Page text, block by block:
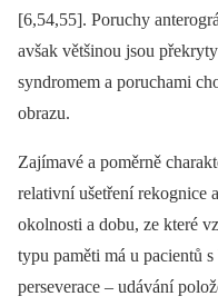
[6,54,55]. Poruchy
avšak většinou jsou
syndromem a poruchami
obrazu.
Zajímavé a poměrně
relativní ušetření rekognice
okolnosti a dobu, ze které
typu paměti má u pacientů
perseverace –⁠ udávání